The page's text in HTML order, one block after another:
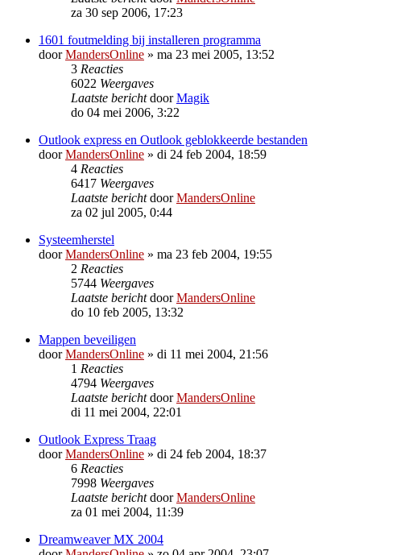
za 30 sep 2006, 17:23
1601 foutmelding bij installeren programma
doorMandersOnline » ma 23 mei 2005, 13:52
3 Reacties
6022 Weergaves
Laatste berichtdoorMagik
do 04 mei 2006, 3:22
Outlook express en Outlook geblokkeerde bestanden
doorMandersOnline » di 24 feb 2004, 18:59
4 Reacties
6417 Weergaves
Laatste berichtdoorMandersOnline
za 02 jul 2005, 0:44
Systeemherstel
doorMandersOnline » ma 23 feb 2004, 19:55
2 Reacties
5744 Weergaves
Laatste berichtdoorMandersOnline
do 10 feb 2005, 13:32
Mappen beveiligen
doorMandersOnline » di 11 mei 2004, 21:56
1 Reacties
4794 Weergaves
Laatste berichtdoorMandersOnline
di 11 mei 2004, 22:01
Outlook Express Traag
doorMandersOnline » di 24 feb 2004, 18:37
6 Reacties
7998 Weergaves
Laatste berichtdoorMandersOnline
za 01 mei 2004, 11:39
Dreamweaver MX 2004